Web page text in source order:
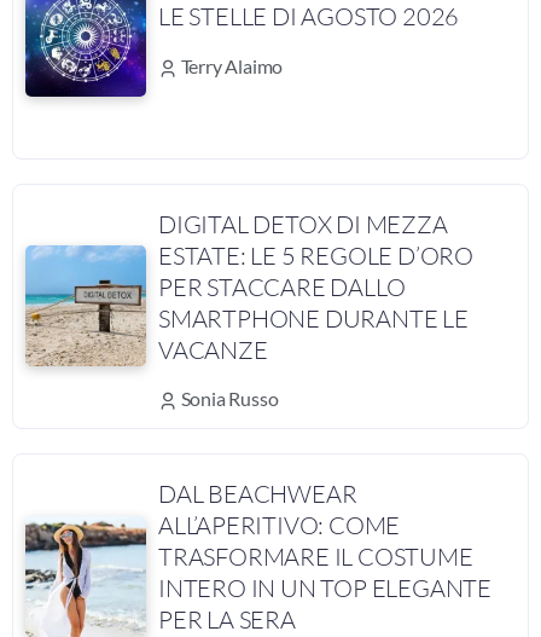
LE STELLE DI AGOSTO 2026
Terry Alaimo
DIGITAL DETOX DI MEZZA
ESTATE: LE 5 REGOLE D’ORO
PER STACCARE DALLO
SMARTPHONE DURANTE LE
VACANZE
Sonia Russo
DAL BEACHWEAR
ALL’APERITIVO: COME
TRASFORMARE IL COSTUME
INTERO IN UN TOP ELEGANTE
PER LA SERA